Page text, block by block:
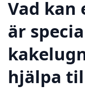
Vad kan
är
hjälpa